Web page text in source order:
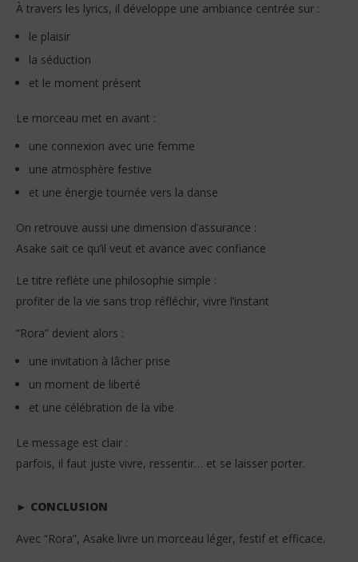
À travers les lyrics, il développe une ambiance centrée sur :
le plaisir
la séduction
et le moment présent
Le morceau met en avant :
une connexion avec une femme
une atmosphère festive
et une énergie tournée vers la danse
On retrouve aussi une dimension d’assurance :
Asake sait ce qu’il veut et avance avec confiance
Le titre reflète une philosophie simple :
profiter de la vie sans trop réfléchir, vivre l’instant
“Rora” devient alors :
une invitation à lâcher prise
un moment de liberté
et une célébration de la vibe
Le message est clair :
parfois, il faut juste vivre, ressentir… et se laisser porter.
► CONCLUSION
Avec “Rora”, Asake livre un morceau léger, festif et efficace.